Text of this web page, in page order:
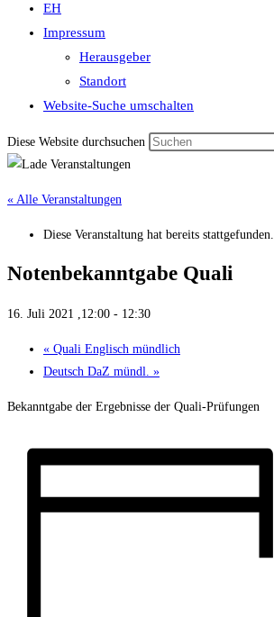
EH
Impressum
Herausgeber
Standort
Website-Suche umschalten
Diese Website durchsuchen
« Alle Veranstaltungen
Diese Veranstaltung hat bereits stattgefunden.
Noten­bekannt­gabe Quali
16. Juli 2021 ,12:00 - 12:30
« Quali Englisch münd­lich
Deutsch DaZ mündl. »
Bekanntgabe der Ergebnisse der Quali-Prüfungen